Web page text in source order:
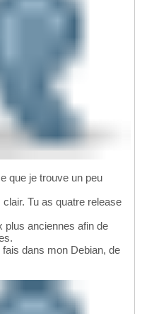
que je trouve un peu
Tu as quatre release
plus anciennes afin de
dans mon Debian, de